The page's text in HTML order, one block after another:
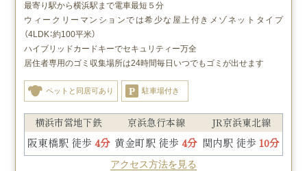
最寄り駅から横浜駅まで電車最短５分
ウィークリーマンションでは希少な屋上付きメゾネットタイプ
（4LDK：約100平米）
ハイブリッドカードキーでセキュリティー万全
居住者専用のゴミ収集場所は24時間毎日いつでもゴミが出せます
ペットと同居可あり 駐車場付き
横浜市営地下鉄
阪東橋駅 徒歩 4分
京浜急行本線
黄金町駅 徒歩4分
JR京浜東北線
関内駅 徒歩 10分
アクセス方法を見る